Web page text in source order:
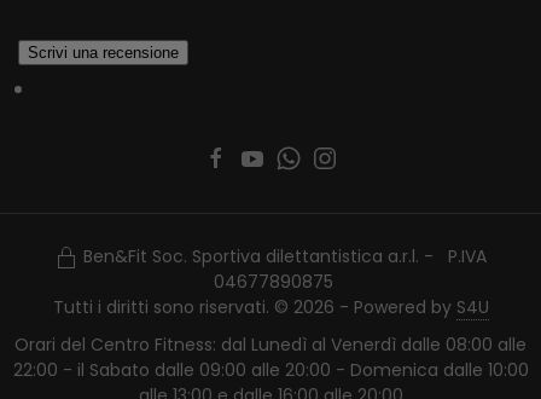
Ben&Fit Soc. Sportiva dilettantistica a.r.l. - P.IVA
04677890875
Tutti i diritti sono riservati. © 2026 - Powered by S4U
Orari del Centro Fitness: dal Lunedì al Venerdì dalle 08:00 alle
22:00 - il Sabato dalle 09:00 alle 20:00 - Domenica dalle 10:00